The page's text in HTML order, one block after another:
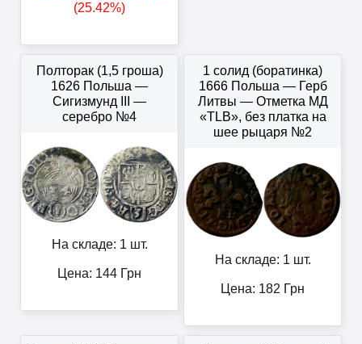
(25.42%)
Полторак (1,5 гроша)
1626 Польша —
Сигизмунд III —
серебро №4
На складе: 1 шт.
Цена: 144 Грн
1 солид (боратинка)
1666 Польша — Герб
Литвы — Отметка МД
«TLB», без платка на
шее рыцаря №2
На складе: 1 шт.
Цена: 182 Грн